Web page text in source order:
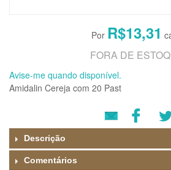
R$13,31
FORA DE
Avise-me quando disponível.
Amidalin Cereja com 20 Past
Descrição
Comentários